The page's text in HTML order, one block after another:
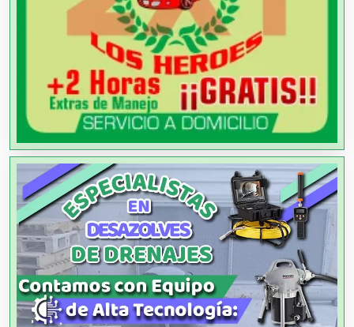
Agencias de Cobranza
Agencias de Colocación
Agencias de Modelos
Agencias de Publicidad
Agencias de Viajes
Agricultores